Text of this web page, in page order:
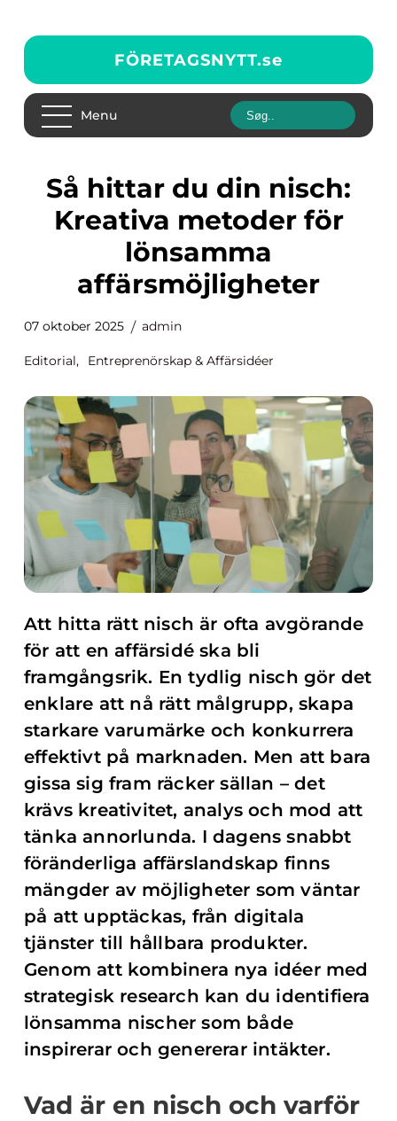
FÖRETAGSNYTT.se
Menu
Så hittar du din nisch:
Kreativa metoder för
lönsamma
affärsmöjligheter
07 oktober 2025 admin
Editorial, Entreprenörskap & Affärsidéer
Att hitta rätt nisch är ofta avgörande
för att en affärsidé ska bli
framgångsrik. En tydlig nisch gör det
enklare att nå rätt målgrupp, skapa
starkare varumärke och konkurrera
effektivt på marknaden. Men att bara
gissa sig fram räcker sällan – det
krävs kreativitet, analys och mod att
tänka annorlunda. I dagens snabbt
föränderliga affärslandskap finns
mängder av möjligheter som väntar
på att upptäckas, från digitala
tjänster till hållbara produkter.
Genom att kombinera nya idéer med
strategisk research kan du identifiera
lönsamma nischer som både
inspirerar och genererar intäkter.
Vad är en nisch och varför